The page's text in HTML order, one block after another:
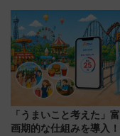
ローおひさま」が救世
「うまいこと考えた」
画期的な仕組みを導入